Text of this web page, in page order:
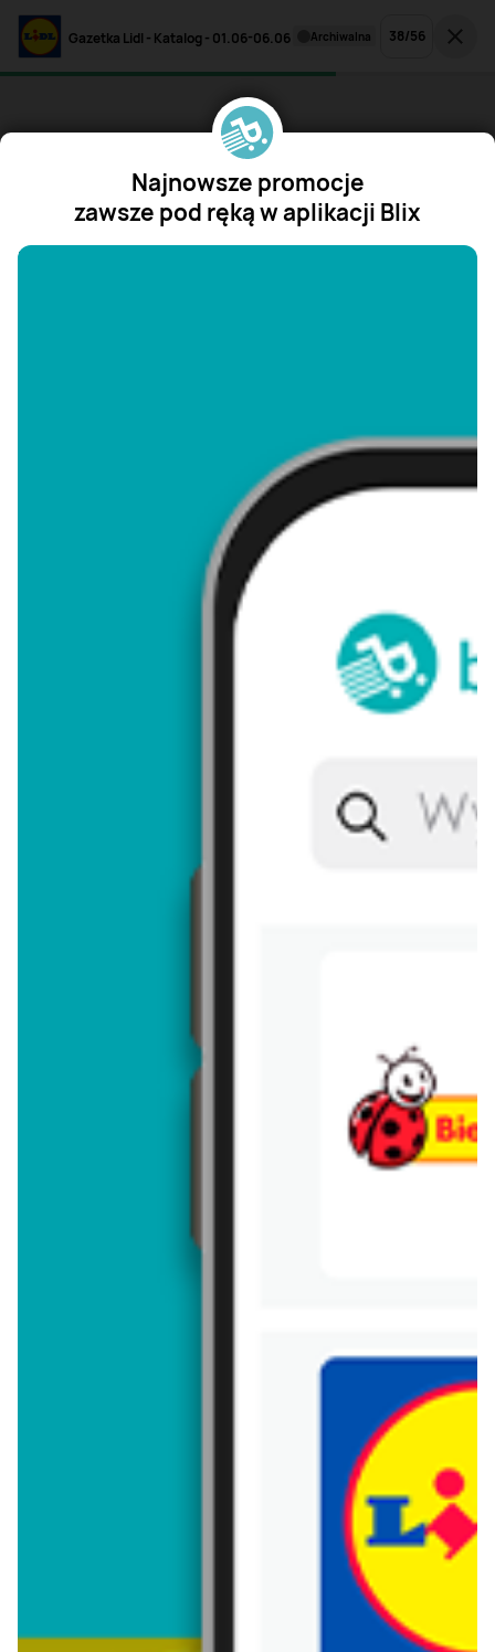
Trafiłeś na nieaktualną gazetkę
Zobacz aktualne gazetki Blix!
Gazetka Lidl - Katalog - 01.06-06.06 archiwalna 38/56
Najnowsze promocje
zawsze pod ręką w aplikacji Blix
"/>